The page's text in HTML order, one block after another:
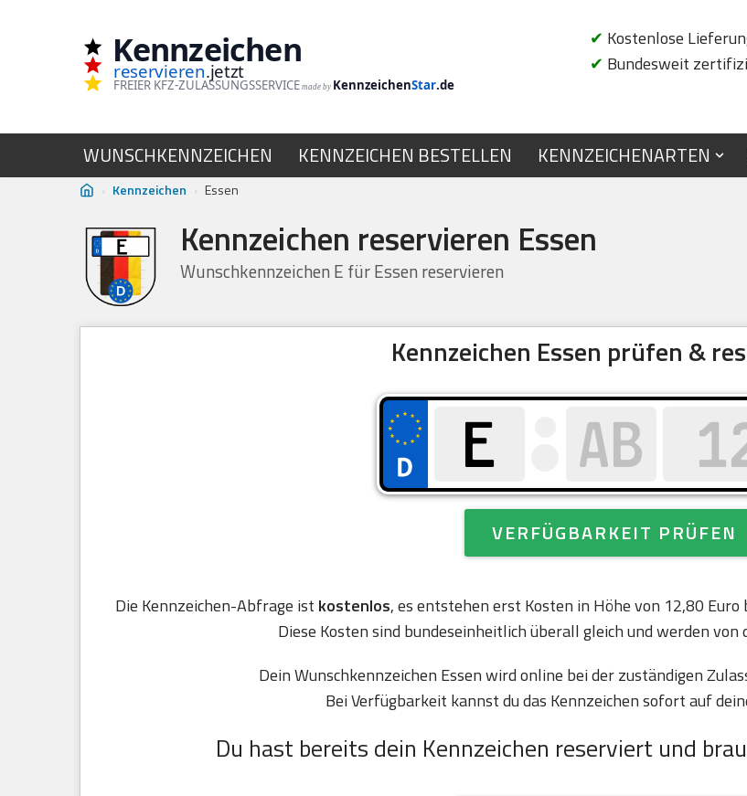
Kennzeichen
reservieren.jetzt
FREIER KFZ-ZULASSUNGSSERVICE made by KennzeichenStar.de
✔ Kostenlose
✔ Bundesweit
WUNSCHKENNZEICHEN KENNZEICHEN BESTELLEN KENNZEICHENARTEN
› Kennzeichen › Essen
Kennzeichen reservieren Essen
Wunschkennzeichen E für Essen reservieren
Kennzeichen Essen prüfen &
VERFÜGBARKEIT PRÜFEN
Die Kennzeichen-Abfrage ist kostenlos, es entstehen erst Kosten in Höhe von 12,80 Euro
Diese Kosten sind bundeseinheitlich überall gleich und werden
Dein Wunschkennzeichen Essen wird online bei der zuständigen
Bei Verfügbarkeit kannst du das Kennzeichen sofort auf
Du hast bereits dein Kennzeichen reserviert und